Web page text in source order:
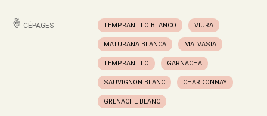
CÉPAGES TEMPRANILLO BLANCO VIURA
MATURANA BLANCA MALVASIA
TEMPRANILLO GARNACHA
SAUVIGNON BLANC CHARDONNAY
GRENACHE BLANC